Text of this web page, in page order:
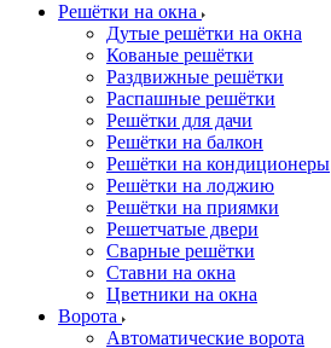
Решётки на окна
Дутые решётки на окна
Кованые решётки
Раздвижные решётки
Распашные решётки
Решётки для дачи
Решётки на балкон
Решётки на кондиционеры
Решётки на лоджию
Решётки на приямки
Решетчатые двери
Сварные решётки
Ставни на окна
Цветники на окна
Ворота
Автоматические ворота